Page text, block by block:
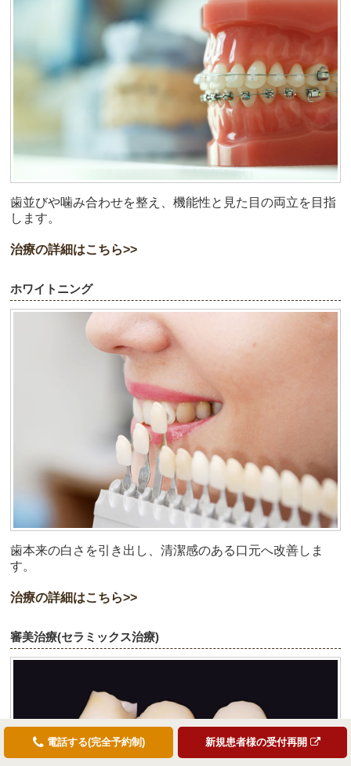
歯並びや噛み合わせを整え、機能性と見た目の両立を目指
します。
治療の詳細はこちら>>
ホワイトニング
歯本来の白さを引き出し、清潔感のある口元へ改善しま
す。
治療の詳細はこちら>>
審美治療(セラミックス治療)
電話する(完全予約制) 新規患者様の受付再開